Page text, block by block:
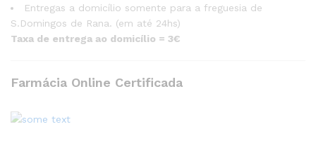
Entregas a domicílio somente para a freguesia de
S.Domingos de Rana. (em até 24hs)
Taxa de entrega ao domicílio = 3€
Farmácia Online Certificada